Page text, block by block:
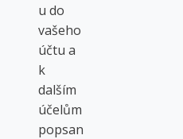
u do
vašeho
účtu a
k
dalším
účelům
popsan